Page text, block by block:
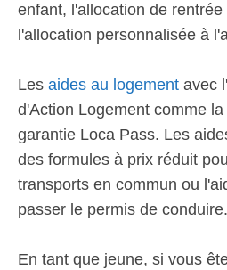
enfant, l'allocation de
l'allocation personnalisée à
Les aides au logement avec
d'Action Logement comme la
garantie Loca Pass. Les
des formules à prix réduit
transports en commun ou
passer le permis de conduire.
En tant que jeune, si vous